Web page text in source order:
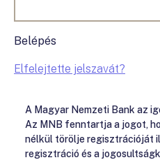
Belépés
Elfelejtette jelszavát?
A Magyar Nemzeti Bank az
Az MNB fenntartja a jogot,
nélkül törölje regisztrációját
regisztráció és a